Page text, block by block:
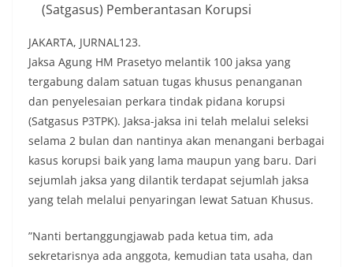
(Satgasus) Pemberantasan Korupsi
JAKARTA, JURNAL123.
Jaksa Agung HM Prasetyo melantik 100 jaksa yang
tergabung dalam satuan tugas khusus penanganan
dan penyelesaian perkara tindak pidana korupsi
(Satgasus P3TPK). Jaksa-jaksa ini telah melalui seleksi
selama 2 bulan dan nantinya akan menangani berbagai
kasus korupsi baik yang lama maupun yang baru. Dari
sejumlah jaksa yang dilantik terdapat sejumlah jaksa
yang telah melalui penyaringan lewat Satuan Khusus.
‎”Nanti bertanggungjawab pada ketua tim, ada
sekretarisnya ada anggota, kemudian tata usaha, dan